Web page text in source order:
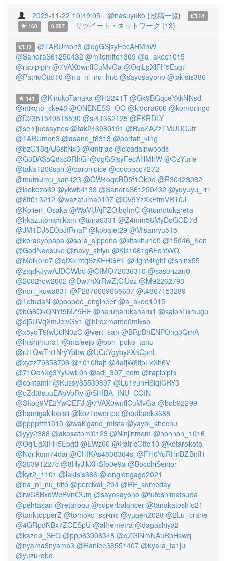
2023-11-22 10:49:05 @nasuyuko (投稿一覧)
14
160
0.257 リツイート・ネットワーク (13)
13 @TARUmon3 @dgGSjsyFecAHMhW
@SandraS61250432 @mitomito1309 @a_akeo1015
@rapipipin @7VAX0wnflCuMvGa @OqiLgXlFH5Epgtl
@PatricOtto10 @na_ni_nu_hito @sayosayono @lakisis386
141 @KinukoTanaka @H2241T @Gk9BGqceYkkNNsd
@mikoto_ske48 @ONENESS_OO @kidora666 @komoringo
@D2351549515590 @st41362125 @FKRDLY
@senijuosaynes @tak246980191 @BvcZAZzTMUUQJfr
@TARUmon3 @asano_t8313 @parfait_king
@bzG18qAJ6sitNx3 @kmtrjac @cicadainwoods
@G3DAS5Q8xcSRhGj @dgGSjsyFecAHMhW @OzYurie
@taka1206san @baronjuice @cocoaco7272
@mumumu_san423 @OW4oqoBD5f1Qk9d @R30423082
@isokozo69 @ykwb4138 @SandraS61250432 @yuyuyu_rrr
@8tt013212 @wazatuma0107 @DV9YzXkPfmVRT0J
@Kolien_Osaka @WaVUAjPZOjbqImC @itumotukareta
@hkazutonichikam @tuna0331 @Z4mm56MyDoGOD7d
@JM1DJ5EOpJfRnaP @kobajet29 @Misamyu515
@korasyopapa @sora_sippona @kitakitune0 @15046_Ken
@GodNaosuke @navy_shiyu @Kis1061g6FcntWQ
@Meikoro7 @qfXkmtqSzKEHGPT @right4light @shinx55
@ztqdkJywAJDOWbc @OIMO72036310 @sasorizan0
@2002row2002 @Dw7hXrRwZtCiUcz @M92262793
@nori_kuwa831 @P2876009065607 @t4867153289
@TefudaN @poopoo_engineer @a_akeo1015
@bG8QkQNYt9MZ9HE @haruharukaharu1 @salonTumugu
@dj5UVqXmJelvGx1 @hiroxmamo0mixso
@x5yqT9fwU6lN0zC @vert_san @BRpBnENPOhg3QmA
@lnishimura1 @maleejp @pon_poko_tanu
@rJ1QwTn1NryYpbw @UCcYgyby2XaCpnL
@xyzz79858708 @1010ttajt @4atjW8flpLxXh6V
@71OcnXg3YyUwL0n @adi_307_com @rapipipin
@contamir @Kussy85539897 @Lu1vunH6iqICRY3
@oZdt8suuEAbVoRv @SHIBA_INU_COIN
@SItog9VE2YwQEFJ @7VAX0wnflCuMvGa @bob92299
@hamigakilooisii @koz1qwertpo @outback3688
@pppptttt1010 @wakigano_mista @yayoi_shochu
@yyy2388 @akosatomi0123 @Ninjinmom @nonnon_1016
@OqiLgXlFH5Epgtl @EWz60 @PatricOtto10 @kotarokoto
@Norikom74dai @CHIKAs4808364sj @FH0YuRHnBZBnfl1
@20391227c @8HyJjkXHSfo0e9a @BocchiSenior
@kyr2_1101 @lakisis386 @longlongago2021
@na_ni_nu_hito @percival_294 @RE_someday
@rwC8BxoWeBVnOUm @sayosayono @futoshimatsuda
@pehtasan @retaroou @superbalancer @tanakatoshio21
@tanktopperZ @tomoko_ssikns @yugen2028 @2Lu_crane
@4GRpdNBx7ZCESpU @alfremetra @dagashiya2
@kazoo_SEQ @ppp63906348 @qZGiNmNAuRpHswq
@nyama3nyama3 @Ranlee38551407 @kyara_ta1ju
@yuzurobo